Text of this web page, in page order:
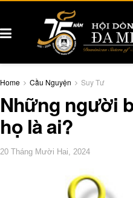
Home Cầu Nguyện Suy Tư
Những người
họ là ai?
20 Tháng Mười Hai, 2024